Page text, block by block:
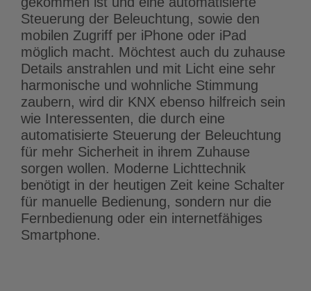
Steuerung der Beleuchtung, sowie den
mobilen Zugriff per iPhone oder iPad
möglich macht. Möchtest auch du zuhause
Details anstrahlen und mit Licht eine sehr
harmonische und wohnliche Stimmung
zaubern, wird dir KNX ebenso hilfreich sein
wie Interessenten, die durch eine
automatisierte Steuerung der Beleuchtung
für mehr Sicherheit in ihrem Zuhause
sorgen wollen. Moderne Lichttechnik
benötigt in der heutigen Zeit keine Schalter
für manuelle Bedienung, sondern nur die
Fernbedienung oder ein internetfähiges
Smartphone.